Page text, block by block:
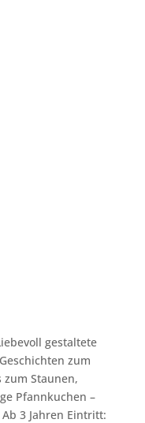
gestaltete
zum
zum Staunen,
Pfannkuchen –
3 Jahren Eintritt: